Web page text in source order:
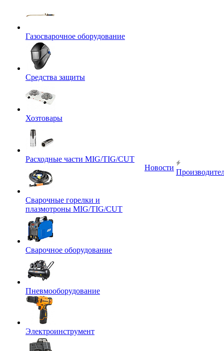
Газосварочное оборудование
Средства защиты
Хозтовары
Расходные части MIG/TIG/CUT
Сварочные горелки и
плазмотроны MIG/TIG/CUT
Сварочное оборудование
Пневмооборудование
Электроинструмент
Новости